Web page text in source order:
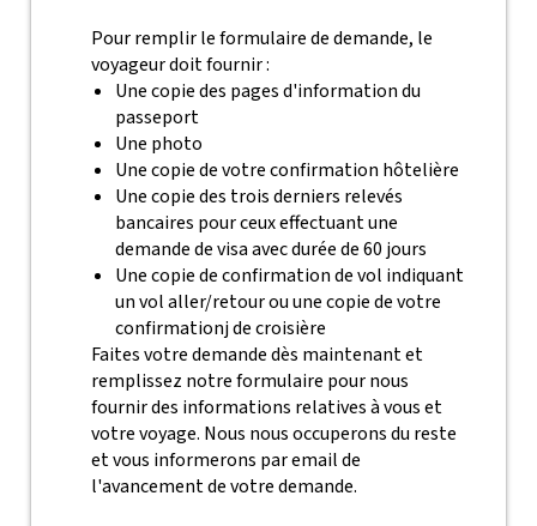
Pour remplir le formulaire de demande, le
voyageur doit fournir :
Une copie des pages d'information du
passeport
Une photo
Une copie de votre confirmation hôtelière
Une copie des trois derniers relevés
bancaires pour ceux effectuant une
demande de visa avec durée de 60 jours
Une copie de confirmation de vol indiquant
un vol aller/retour ou une copie de votre
confirmationj de croisière
Faites votre demande dès maintenant et
remplissez notre formulaire pour nous
fournir des informations relatives à vous et
votre voyage. Nous nous occuperons du reste
et vous informerons par email de
l'avancement de votre demande.